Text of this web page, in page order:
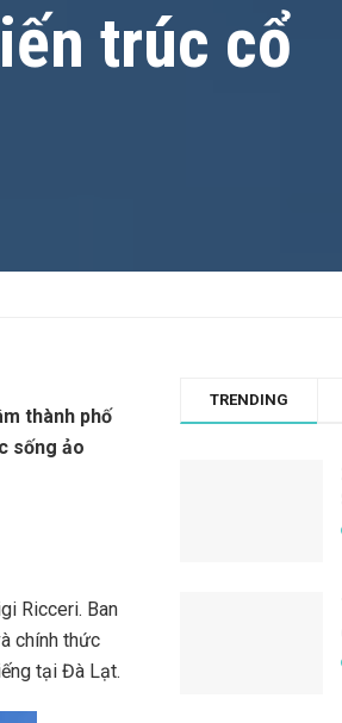
trúc cổ
thành phố
sống ảo
Ricceri. Ban
chính thức
tại Đà Lạt.
TRENDING